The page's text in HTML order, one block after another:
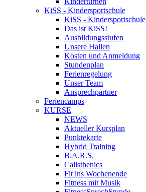
KiSS - Kindersportschule
KiSS - Kindersportschule
Das ist KiSS!
Ausbildungsstufen
Unsere Hallen
Kosten und Anmeldung
Stundenplan
Ferienregelung
Unser Team
Ansprechpartner
Feriencamps
KURSE
NEWS
Aktueller Kursplan
Punktekarte
Hybrid Training
B.A.R.S.
Calisthenics
Fit ins Wochenende
Fitness mit Musik